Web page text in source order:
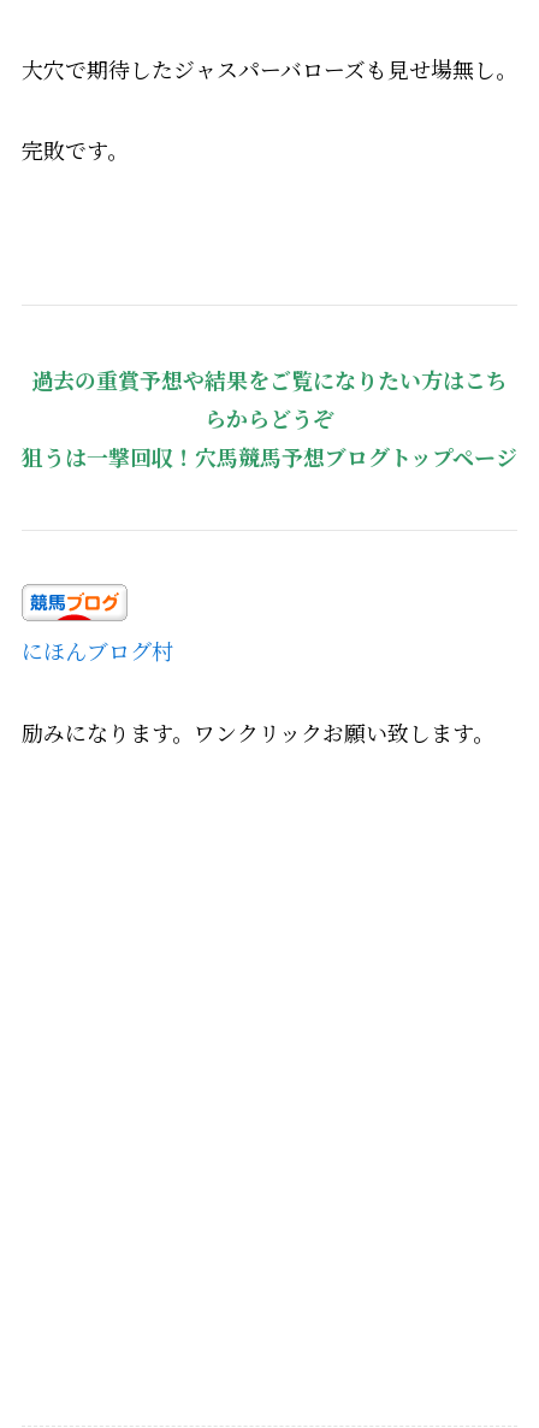
大穴で期待したジャスパーバローズも見せ場無し。
完敗です。
過去の重賞予想や結果をご覧になりたい方はこち
らからどうぞ
狙うは一撃回収！穴馬競馬予想ブログトップページ
にほんブログ村
励みになります。ワンクリックお願い致します。